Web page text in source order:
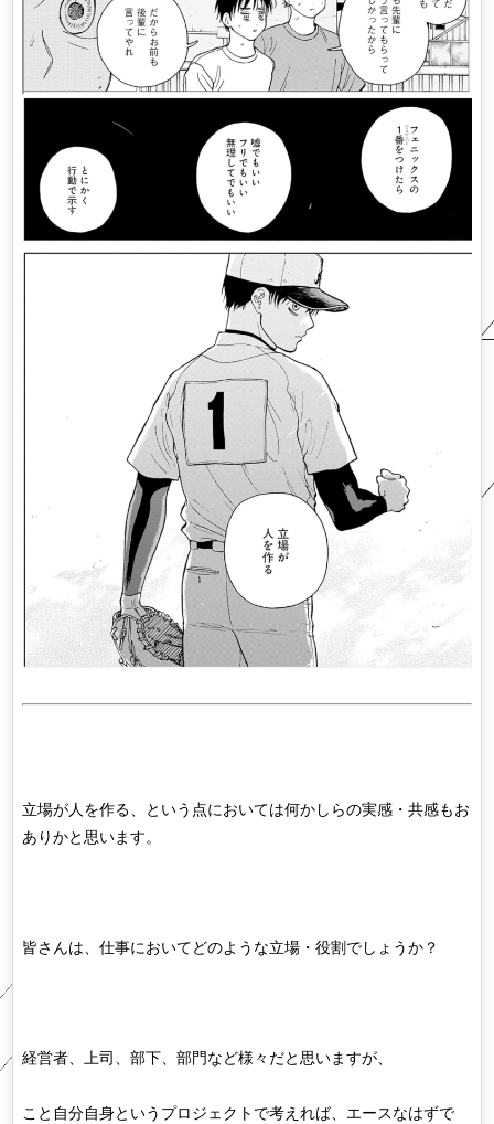
立場が人を作る、という点においては何かしらの実感・共感もお
ありかと思います。
皆さんは、仕事においてどのような立場・役割でしょうか？
経営者、上司、部下、部門など様々だと思いますが、
こと自分自身というプロジェクトで考えれば、エースなはずで